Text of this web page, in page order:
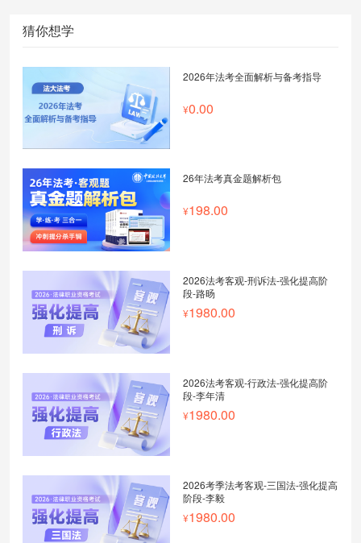
猜你想学
2026年法考全面解析与备考指导
0.00
26年法考真金题解析包
198.00
2026法考客观-刑诉法-强化提高阶
段-路旸
1980.00
2026法考客观-行政法-强化提高阶
段-李年清
1980.00
2026考季法考客观-三国法-强化提高
阶段-李毅
1980.00